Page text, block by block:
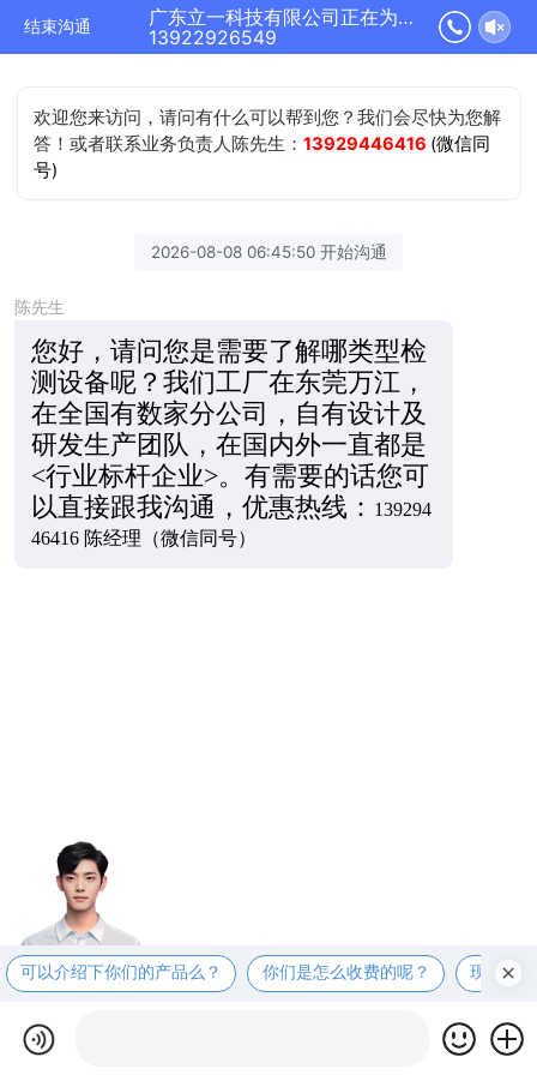
结束沟通
广东立一科技有限公司正在为您服务
13922926549
欢迎您来访问，请问有什么可以帮到您？我们会尽快为您解
答！或者联系业务负责人陈先生：13929446416 (微信同
号)
2026-08-08 06:45:50 开始沟通
陈先生
您好，请问您是需要了解哪类型检
测设备呢？我们工厂在东莞万江，
在全国有数家分公司，自有设计及
研发生产团队，在国内外一直都是
<行业标杆企业>。有需要的话您可
以直接跟我沟通，优惠热线： 139294
46416 陈经理（微信同号）
可以介绍下你们的产品么？ 你们是怎么收费的呢？ 现在有